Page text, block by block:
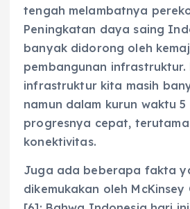
tengah melambatnya
Peningkatan daya saing
banyak didorong oleh
pembangunan infrastruktur.
infrastruktur kita masih
namun dalam kurun waktu
progresnya cepat,
konektivitas.
Juga ada beberapa fakta
dikemukakan oleh